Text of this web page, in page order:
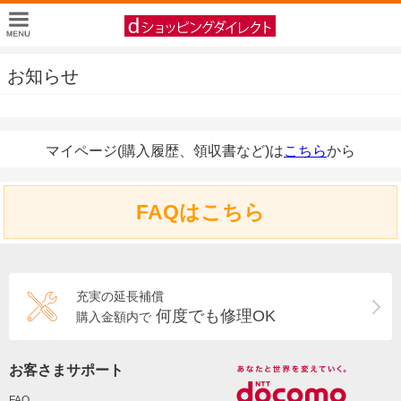
お知らせ
マイページ(購入履歴、領収書など)はこちらから
FAQはこちら
充実の延長補償
購入金額内で 何度でも修理OK
お客さまサポート